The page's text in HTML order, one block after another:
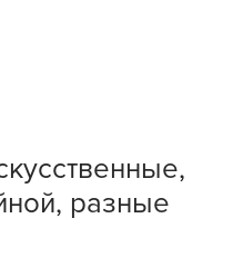
разные